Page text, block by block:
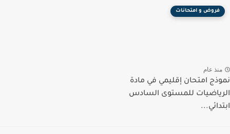
فروض و امتحانات
منذ عام
نموذج امتحان إقليمي في مادة
الرياضيات للمستوى السادس
ابتدائي...